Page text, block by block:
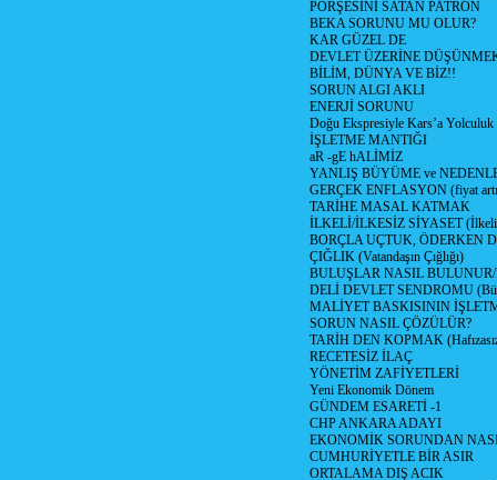
PORŞESİNİ SATAN PATRON
BEKA SORUNU MU OLUR?
KAR GÜZEL DE
DEVLET ÜZERİNE
BİLİM, DÜNYA VE BİZ!!
SORUN ALGI AKLI
ENERJİ SORUNU
Doğu Ekspresiyle Kars’a Yolculuk
İŞLETME MANTIĞI
aR -gE hALİMİZ
YANLIŞ BÜYÜME ve
GERÇEK ENFLASYON (fiyat
TARİHE MASAL KATMAK
İLKELİ/İLKESİZ SİYASET
BORÇLA UÇTUK, ÖDERKEN
ÇIĞLIK (Vatandaşın Çığlığı)
BULUŞLAR NASIL
DELİ DEVLET SENDROMU
MALİYET BASKISININ
SORUN NASIL ÇÖZÜLÜR?
TARİH DEN KOPMAK
RECETESİZ İLAÇ
YÖNETİM ZAFİYETLERİ
Yeni Ekonomik Dönem
GÜNDEM ESARETİ -1
CHP ANKARA ADAYI
EKONOMİK SORUNDAN
CUMHURİYETLE BİR ASIR
ORTALAMA DIŞ ACIK